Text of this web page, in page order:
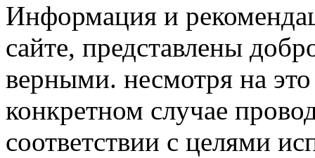
Информация и
сайте, представлены
верными. несмотря на
конкретном случае
соответствии с целями